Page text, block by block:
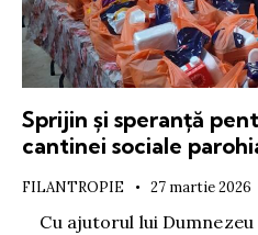
Sprijin și speranță
cantinei sociale
FILANTROPIE 27 martie 2026
Cu ajutorul lui